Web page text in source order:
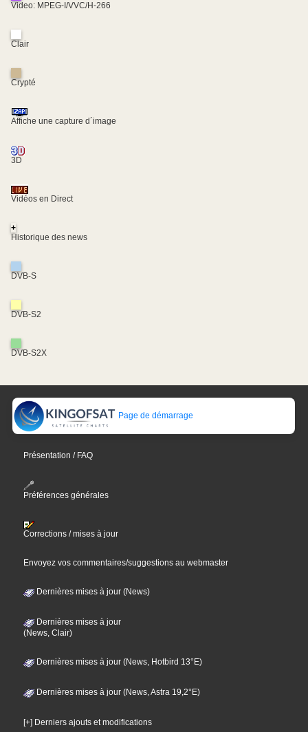
Video: MPEG-I/VVC/H-266
Clair
Crypté
Affiche une capture d´image
3D
Vidéos en Direct
+
Historique des news
DVB-S
DVB-S2
DVB-S2X
Page de démarrage
Présentation / FAQ
Préférences générales
Corrections / mises à jour
Envoyez vos commentaires/suggestions au webmaster
Dernières mises à jour (News)
Dernières mises à jour
(News, Clair)
Dernières mises à jour (News, Hotbird 13°E)
Dernières mises à jour (News, Astra 19,2°E)
[+] Derniers ajouts et modifications